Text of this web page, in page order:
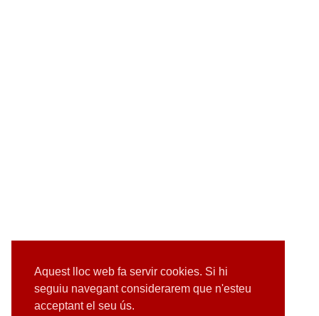
Aquest lloc web fa servir cookies. Si hi
seguiu navegant considerarem que n'esteu
acceptant el seu ús.